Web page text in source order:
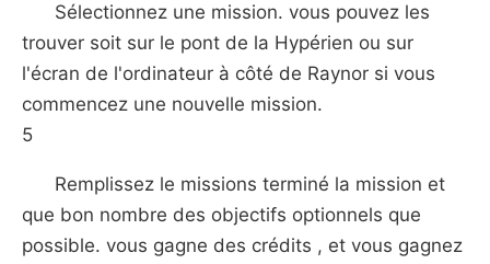
Sélectionnez une mission. vous pouvez les
trouver soit sur le pont de la Hypérien ou sur
l'écran de l'ordinateur à côté de Raynor si vous
commencez une nouvelle mission.
5
Remplissez le missions terminé la mission et
que bon nombre des objectifs optionnels que
possible. vous gagne des crédits , et vous gagnez